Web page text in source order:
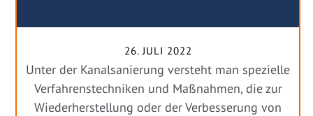
26. JULI 2022
Unter der Kanalsanierung versteht man spezielle
Verfahrenstechniken und Maßnahmen, die zur
Wiederherstellung oder der Verbesserung von